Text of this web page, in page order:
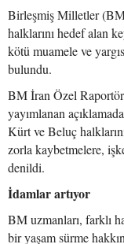
Birleşmiş Milletler
halklarını hedef alan
kötü muamele ve
bulundu.
BM İran Özel
yayımlanan
Kürt ve Beluç
zorla kaybetmelere,
denildi.
İdamlar artıyor
BM uzmanları, farklı
bir yaşam sürme